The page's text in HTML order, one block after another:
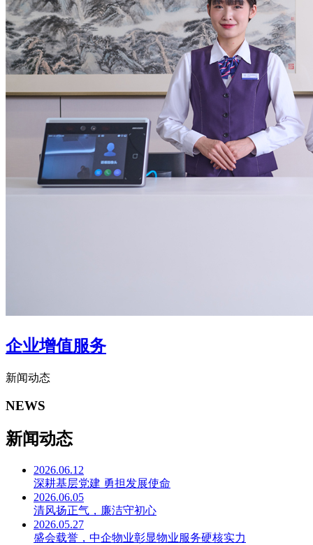
企业增值服务
新闻动态
NEWS
新闻动态
2026.06.12
深耕基层党建 勇担发展使命
2026.06.05
清风扬正气，廉洁守初心
2026.05.27
盛会载誉，中企物业彰显物业服务硬核实力